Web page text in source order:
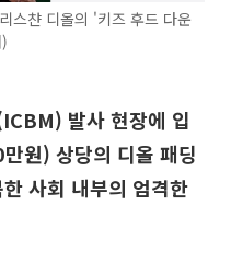
스챤 디올의 '키즈 후드 다운
발사 현장에 입
원) 상당의 디올 패딩
사회 내부의 엄격한